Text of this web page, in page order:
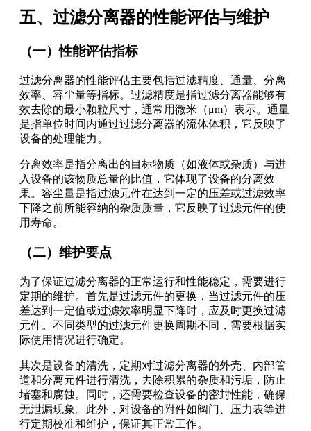
五、过滤分离器的性能评估与维护
（一）性能评估指标
过滤分离器的性能评估主要包括过滤精度、通量、分离
效率、容尘量等指标。过滤精度是指过滤分离器能够有
效去除的最小颗粒尺寸，通常用微米（μm）表示。通量
是指单位时间内通过过滤分离器的流体体积，它反映了
设备的处理能力。
分离效率是指分离出的目标物质（如液体或杂质）与进
入设备的该物质总量的比值，它体现了设备的分离效
果。容尘量是指过滤元件在达到一定的压差或过滤效率
下降之前所能容纳的杂质质量，它反映了过滤元件的使
用寿命。
（二）维护要点
为了保证过滤分离器的正常运行和性能稳定，需要进行
定期的维护。首先是过滤元件的更换，当过滤元件的压
差达到一定值或过滤效率明显下降时，应及时更换过滤
元件。不同类型的过滤元件更换周期不同，需要根据实
际使用情况进行确定。
其次是设备的清洗，定期对过滤分离器的外壳、内部管
道和分离元件进行清洗，去除积累的杂质和污垢，防止
堵塞和腐蚀。同时，还需要检查设备的密封性能，确保
无泄漏现象。此外，对设备的附件如阀门、压力表等进
行定期校准和维护，保证其正常工作。